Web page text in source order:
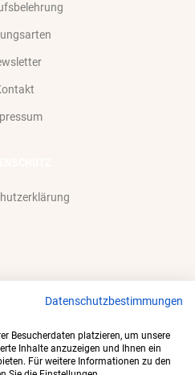
gerne:
Datenschutzbestimmungen
Besucherdaten platzieren, um unsere
Inhalte anzuzeigen und Ihnen ein
Für weitere Informationen zu den